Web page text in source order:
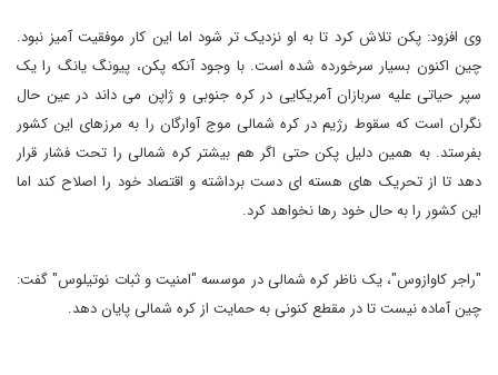
وی افزود: پکن تلاش کرد تا به او نزدیک تر شود اما این کار موفقیت آمیز نبود.
چین اکنون بسیار سرخورده شده است. با وجود آنکه پکن، پیونگ یانگ را یک
سپر حیاتی علیه سربازان آمریکایی در کره جنوبی و ژاپن می داند در عین حال
نگران است که سقوط رژیم در کره شمالی موج آوارگان را به مرزهای این کشور
بفرستد. به همین دلیل پکن حتی اگر هم بیشتر کره شمالی را تحت فشار قرار
دهد تا از تحریک های هسته ای دست برداشته و اقتصاد خود را اصلاح کند اما
این کشور را به حال خود رها نخواهد کرد.
"راجر کاوازوس"، یک ناظر کره شمالی در موسسه "امنیت و ثبات نوتیلوس" گفت:
چین آماده نیست تا در مقطع کنونی به حمایت از کره شمالی پایان دهد.